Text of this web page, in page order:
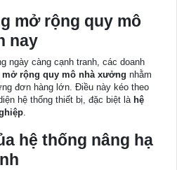
mở rộng quy mô
nay
ngày càng cạnh tranh, các doanh
mở rộng quy mô nhà xưởng nhằm
đơn hàng lớn. Điều này kéo theo
hệ thống thiết bị, đặc biệt là hệ
.
hệ thống nâng hạ